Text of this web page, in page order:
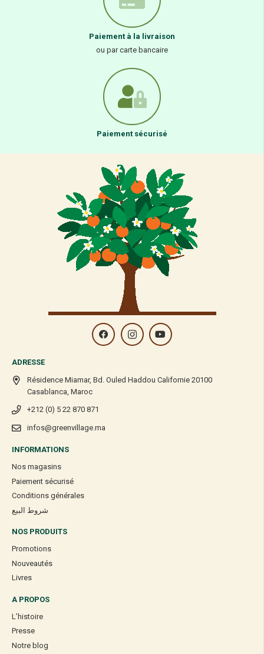
Paiement à la livraison
ou par carte bancaire
Paiement sécurisé
ADRESSE
Résidence Miamar, Bd. Ouled Haddou Californie 20100
Casablanca, Maroc
+212 (0) 5 22 870 871
infos@greenvillage.ma
INFORMATIONS
Nos magasins
Paiement sécurisé
Conditions générales
شروط البيع
NOS PRODUITS
Promotions
Nouveautés
Livres
A PROPOS
L’histoire
Presse
Notre blog